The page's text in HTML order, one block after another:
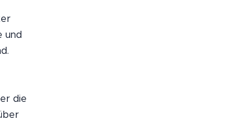
und
die